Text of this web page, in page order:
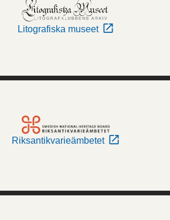
Litografiska museet
Riksantikvarieämbetet